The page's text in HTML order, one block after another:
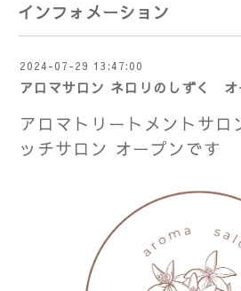
インフォメーション
2024-07-29 13:47:00
アロマサロン ネロリのしずく オ
アロマトリートメントサ
ッチサロン オープンです